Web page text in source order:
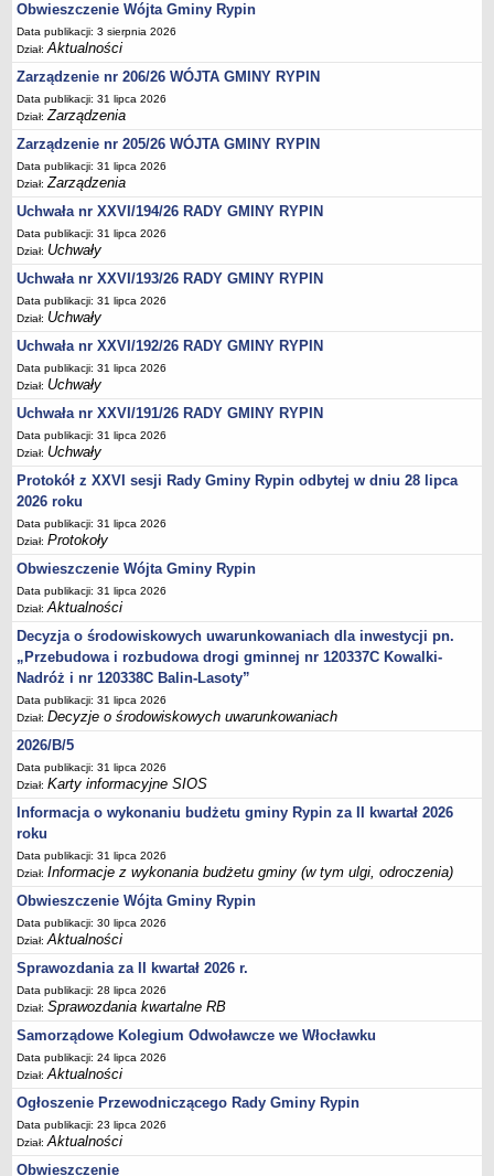
Czas pracy urzędu
Nr konta bankowego, NIP, REGON
Pracownicy urzędu - urząd gminy
Pracownicy urzędu - baza magazynowo - warsztatowa
Kompetencje referatów
Regulamin organizacyjny
Regulamin naboru na wolne stanowiska urzędnicze
Ogłoszenia o naborze na wolne stanowiska urzędnicze
Lista kandydatów spełniających wymagania formalne w naborach na
wolne stanowiska urzędnicze
Wyniki naboru na wolne stanowiska urzędnicze
Petycje
Sygnaliści
Galeria
Raporty o stanie dostępności
Wnioski
WŁADZE I STRUKTURA
Struktura organizacyjna
Rada gminy
Wójt
Urząd gminy
Jednostki organizacyjne, GOPS, Instytucja kultury, OSP
Jednostki pomocnicze - sołectwa
Plan pracy komisji rewizyjnej
PRAWO LOKALNE
Statut
Strategia rozwoju
Uchwały
Projekty uchwał
Protokoły
Imienne wykazy głosowań radnych
Postać dokumentów
Akty Prawne, Dzienniki Ustaw, Monitory Polskie
Prawo miejscowe
Zarządzenia
Studium uwarunkowań i kierunków zagospodarowania
przestrzennego
Dane przestrzenne - MPZP
Stałe obwody głosowania, numery, granice oraz siedziby
obwodowych komisji wyborczych, opis granic okręgów wyborczych
Plan ogólny gminy Rypin
Obwieszczenie Wójta Gminy Rypin
Data publikacji: 3 sierpnia 2026
Dział:Aktualności
Zarządzenie nr 206/26 WÓJTA GMINY RYPIN
Data publikacji: 31 lipca 2026
Dział:Zarządzenia
Zarządzenie nr 205/26 WÓJTA GMINY RYPIN
Data publikacji: 31 lipca 2026
Dział:Zarządzenia
Uchwała nr XXVI/194/26 RADY GMINY RYPIN
Data publikacji: 31 lipca 2026
Dział: Uchwały
Uchwała nr XXVI/193/26 RADY GMINY RYPIN
Data publikacji: 31 lipca 2026
Dział: Uchwały
Uchwała nr XXVI/192/26 RADY GMINY RYPIN
Data publikacji: 31 lipca 2026
Dział: Uchwały
Uchwała nr XXVI/191/26 RADY GMINY RYPIN
Data publikacji: 31 lipca 2026
Dział: Uchwały
Protokół z XXVI sesji Rady Gminy Rypin odbytej w dniu 28 lipca
2026 roku
Data publikacji: 31 lipca 2026
Dział:Protokoły
Obwieszczenie Wójta Gminy Rypin
Data publikacji: 31 lipca 2026
Dział:Aktualności
Decyzja o środowiskowych uwarunkowaniach dla inwestycji pn.
„Przebudowa i rozbudowa drogi gminnej nr 120337C Kowalki-
Nadróż i nr 120338C Balin-Lasoty”
Data publikacji: 31 lipca 2026
Dział:Decyzje o środowiskowych uwarunkowaniach
2026/B/5
Data publikacji: 31 lipca 2026
Dział:Karty informacyjne SIOS
Informacja o wykonaniu budżetu gminy Rypin za II kwartał 2026
roku
Data publikacji: 31 lipca 2026
Dział:Informacje z wykonania budżetu gminy (w tym ulgi, odroczenia)
Obwieszczenie Wójta Gminy Rypin
Data publikacji: 30 lipca 2026
Dział:Aktualności
Sprawozdania za II kwartał 2026 r.
Data publikacji: 28 lipca 2026
Dział:Sprawozdania kwartalne RB
Samorządowe Kolegium Odwoławcze we Włocławku
Data publikacji: 24 lipca 2026
Dział:Aktualności
Ogłoszenie Przewodniczącego Rady Gminy Rypin
Data publikacji: 23 lipca 2026
Dział:Aktualności
Obwieszczenie